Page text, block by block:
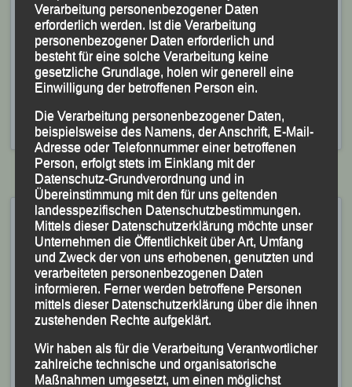
„Piazza Ferretto“ starten musste, kämpfte sich nach
1:41:24 Stunden ins Ziel und belegte in seiner
Altersklasse M 35 Rang 42.
Veröffentlichtin Aktuelles,Archiv 2024|Markiert mit
Andreas Feldschmid, Patrick Wimmer,Stefan Biersack
Tobias Kapfer,Wizz Air Venice Marathon
20. Altöttinger Siebzehnrübl
Dultlauf – Altötting,
02.06.2024
Veröffentlicht am2. Juni 2024 vonlgpassau
LG-Quartett holt Staffelsieg beim
„20. Altöttinger Dultlauf“
Verarbeitung personenbezogener Daten
erforderlich werden. Ist die Verarbeitung
personenbezogener Daten erforderlich und
besteht für eine solche Verarbeitung keine
gesetzliche Grundlage, holen wir generell eine
Einwilligung der betroffenen Person ein.
Die Verarbeitung personenbezogener Daten,
beispielsweise des Namens, der Anschrift, E-Mail-
Adresse oder Telefonnummer einer betroffenen
Person, erfolgt stets im Einklang mit der
Datenschutz-Grundverordnung und in
Übereinstimmung mit den für uns geltenden
landesspezifischen Datenschutzbestimmungen.
Mittels dieser Datenschutzerklärung möchte unser
Unternehmen die Öffentlichkeit über Art, Umfang
und Zweck der von uns erhobenen, genutzten und
verarbeiteten personenbezogenen Daten
informieren. Ferner werden betroffene Personen
mittels dieser Datenschutzerklärung über die ihnen
zustehenden Rechte aufgeklärt.
Wir haben als für die Verarbeitung Verantwortlicher
zahlreiche technische und organisatorische
Maßnahmen umgesetzt, um einen möglichst